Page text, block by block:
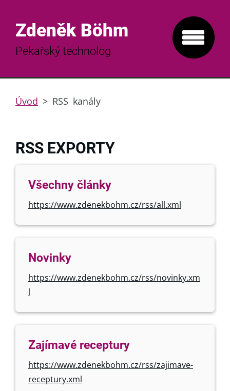
Zdeněk Böhm
Pekařský technolog
Úvod > RSS kanály
RSS EXPORTY
Všechny články
https://www.zdenekbohm.cz/rss/all.xml
Novinky
https://www.zdenekbohm.cz/rss/novinky.xm
l
Zajímavé receptury
https://www.zdenekbohm.cz/rss/zajimave-
receptury.xml